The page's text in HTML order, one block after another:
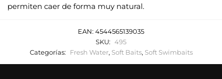
permiten caer de forma muy natural.
EAN: 4544565139035
SKU: 495
Categorías:
Fresh Water, Soft Baits, Soft Swimbaits